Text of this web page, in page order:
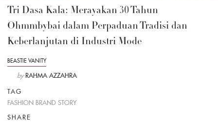
Tri Dasa Kala: Merayakan 30 Tahun
Ohmmbybai dalam Perpaduan Tradisi dan
Keberlanjutan di Industri Mode
BEASTIE VANITY
by RAHMA AZZAHRA
TAG
FASHION BRAND STORY
SHARE